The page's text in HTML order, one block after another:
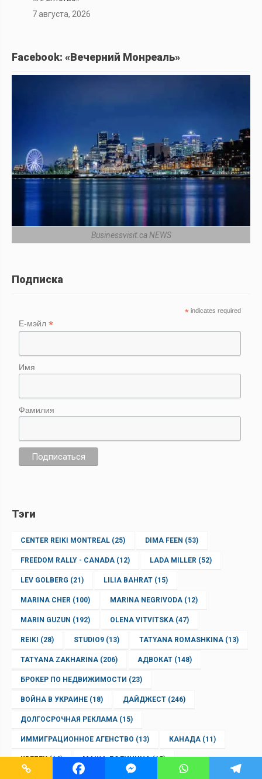
7 августа, 2026
Facebook: «Вечерний Монреаль»
Businessvisit.ca NEWS
Подписка
* indicates required
Е-мэйл*
Имя
Фамилия
Тэги
CENTER REIKI MONTREAL (25) DIMA FEEN (53)
FREEDOM RALLY - CANADA (12) LADA MILLER (52)
LEV GOLBERG (21) LILIA BAHRAT (15)
MARINA CHER (100) MARINA NEGRIVODA (12)
MARIN GUZUN (192) OLENA VITVITSKA (47)
REIKI (28) STUDIO9 (13) TATYANA ROMASHKINA (13)
TATYANA ZAKHARINA (206) АДВОКАТ (148)
БРОКЕР ПО НЕДВИЖИМОСТИ (23)
ВОЙНА В УКРАИНЕ (18) ДАЙДЖЕСТ (246)
ДОЛГОСРОЧНАЯ РЕКЛАМА (15)
ИММИГРАЦИОННОЕ АГЕНСТВО (13) КАНАДА (11)
КВЕБЕК(16) МАША ДОЛИНИНА(15)